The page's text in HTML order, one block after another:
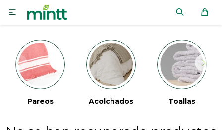

Pareos Acolchados Toallas